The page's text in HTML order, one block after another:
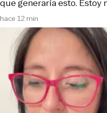
hace 12 min
que generaría esto. Estoy